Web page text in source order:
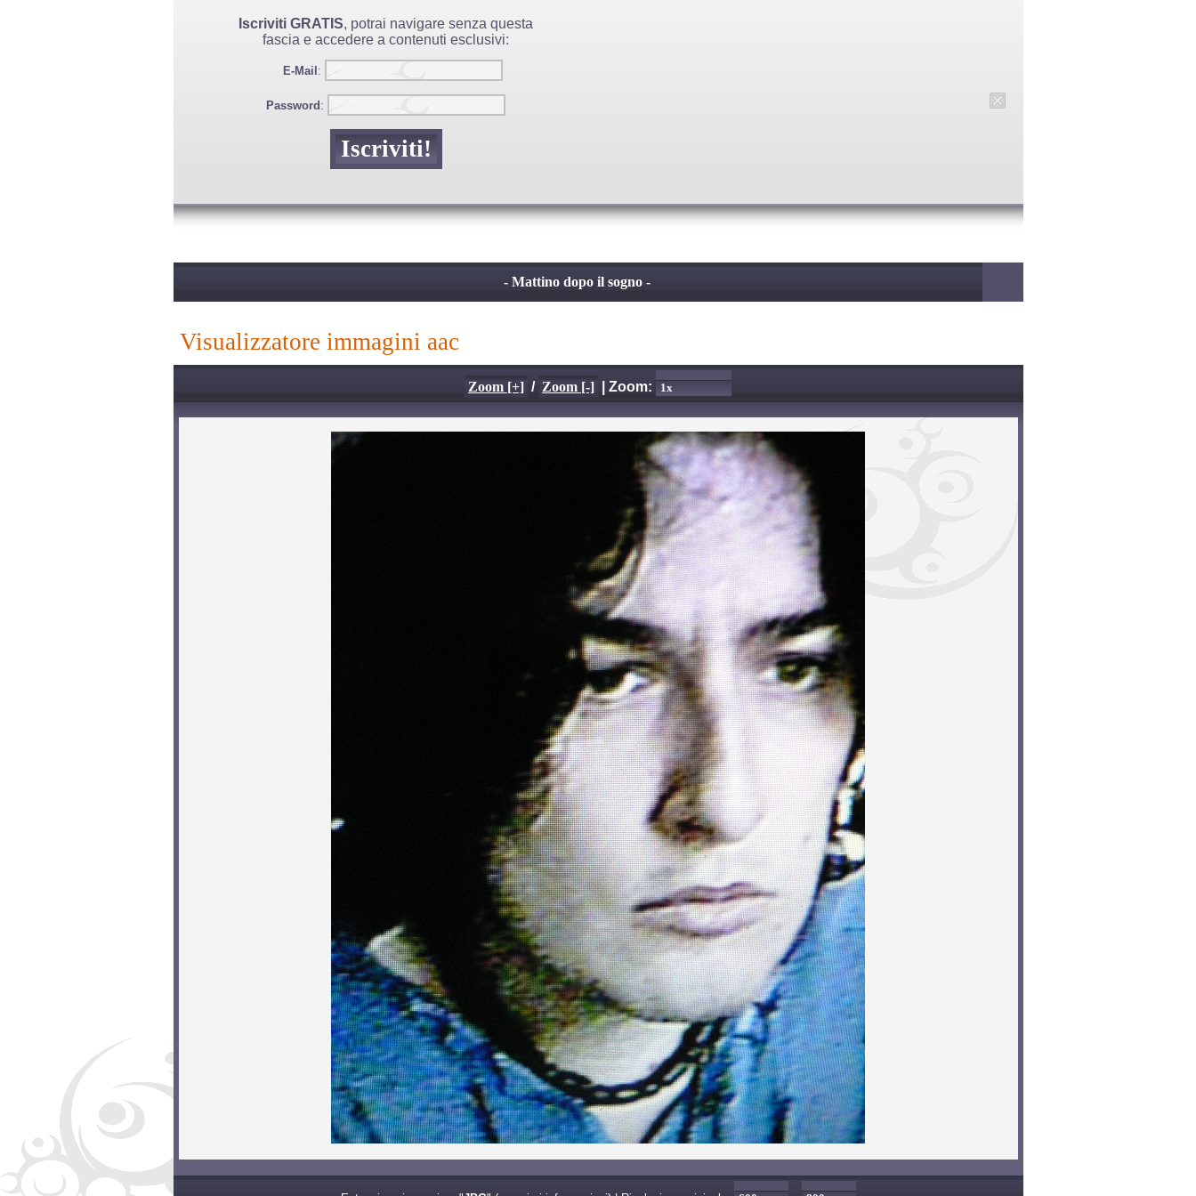
Iscriviti GRATIS, potrai navigare senza questa
fascia e accedere a contenuti esclusivi:
E-Mail :
Password :
- Mattino dopo il sogno -
visualizzatore immagini aac
Zoom [+] / Zoom [-] | Zoom: